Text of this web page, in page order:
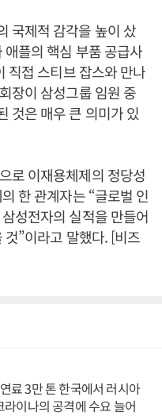
국제적 감각을 높이 샀
플의 핵심 부품 공급사
직접 스티브 잡스와 만나
장이 삼성그룹 임원 중
것은 매우 큰 의미가 있
로 이재용체제의 정당성
한 관계자는 “글로벌 인
성전자의 실적을 만들어
”이라고 말했다. [비즈
료 3만 톤 한국에서 러시아
이나의 공격에 수요 늘어